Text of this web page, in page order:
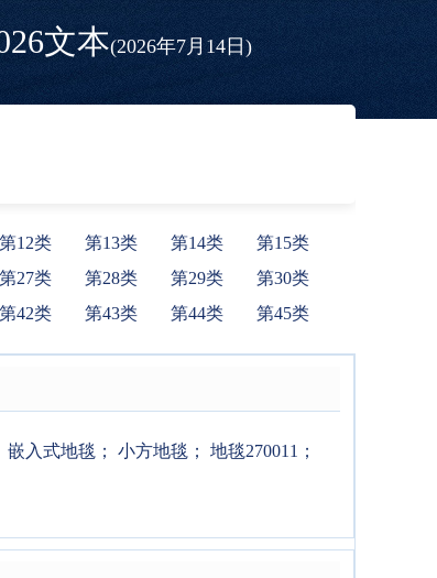
文本(2026年7月14日)
第12类 第13类 第14类
第15类
第27类 第28类 第29类
第30类
第42类 第43类 第44类 第45类
嵌入式地毯 ； 小方地毯 ； 地毯270011 ；